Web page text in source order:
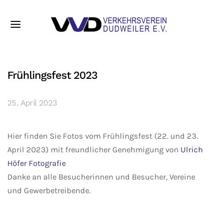
Frühlingsfest 2023
25. April 2023
Hier finden Sie Fotos vom Frühlingsfest (22. und 23.
April 2023) mit freundlicher Genehmigung von Ulrich
Höfer Fotografie
Danke an alle Besucherinnen und Besucher, Vereine
und Gewerbetreibende.